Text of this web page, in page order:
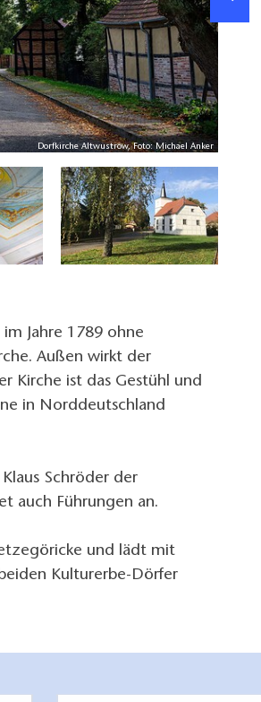
Dorfkirche Altwustrow, Foto: Michael Anker
Jahre 1789 ohne
Außen wirkt der
Kirche ist das Gestühl und
in Norddeutschland
Schröder der
auch Führungen an.
und lädt mit
Kulturerbe-Dörfer